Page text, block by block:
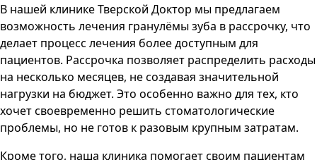
В нашей клиникеТверской Доктор мы предлагаем
возможность лечения гранулёмы зуба в рассрочку, что
делает процесс лечения более доступным для
пациентов. Рассрочка позволяет распределить расходы
на несколько месяцев, не создавая значительной
нагрузки на бюджет. Это особенно важно для тех, кто
хочет своевременно решить стоматологические
проблемы, но не готов к разовым крупным затратам.
Кроме того, наша клиника помогает своим пациентам